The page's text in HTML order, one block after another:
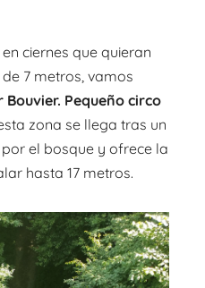
ciernes que quieran
7 metros, vamos
Bouvier. Pequeño circo
zona se llega tras un
el bosque y ofrece la
hasta 17 metros.